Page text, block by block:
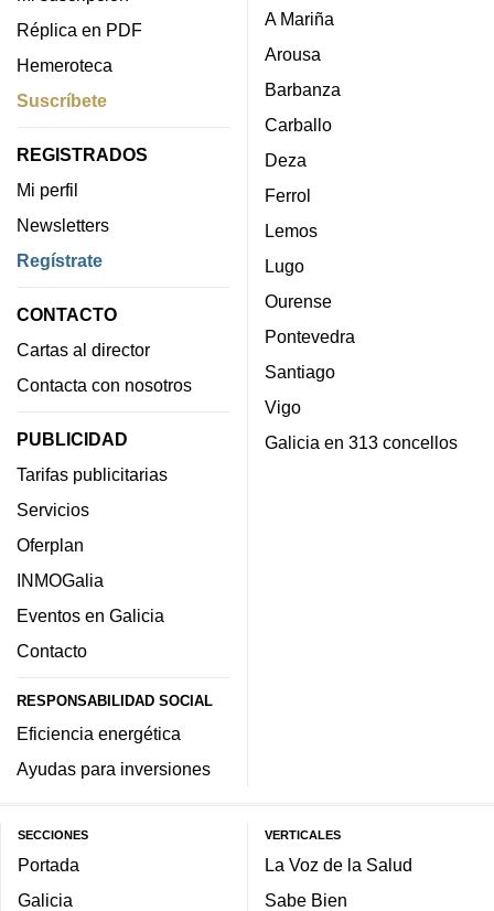
Réplica en PDF
Hemeroteca
Suscríbete
REGISTRADOS
Mi perfil
Newsletters
Regístrate
CONTACTO
Cartas al director
Contacta con nosotros
PUBLICIDAD
Tarifas publicitarias
Servicios
Oferplan
INMOGalia
Eventos en Galicia
Contacto
RESPONSABILIDAD SOCIAL
Eficiencia energética
Ayudas para inversiones
A Mariña
Arousa
Barbanza
Carballo
Deza
Ferrol
Lemos
Lugo
Ourense
Pontevedra
Santiago
Vigo
Galicia en 313 concellos
SECCIONES
Portada
Galicia
VERTICALES
La Voz de la Salud
Sabe Bien